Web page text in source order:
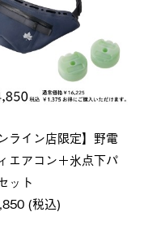
ンライン店限定】野電
エアコン＋氷点下パ
ット
(税込)